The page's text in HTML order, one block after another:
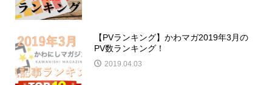
【PVランキング】かわマガ2019年3月の
PV数ランキング！
2019.04.03